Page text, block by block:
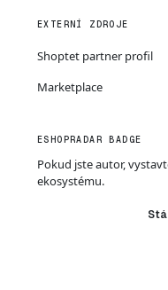
EXTERNÍ ZDROJE
Shoptet partner profil
Marketplace
ESHOPRADAR BADGE
Pokud jste autor,
ekosystému.